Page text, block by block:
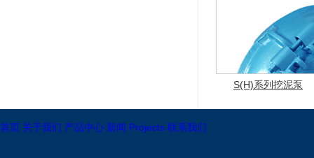
S(H)系列挖泥泵
首页 关于我们 产品中心 新闻 Projects 联系我们